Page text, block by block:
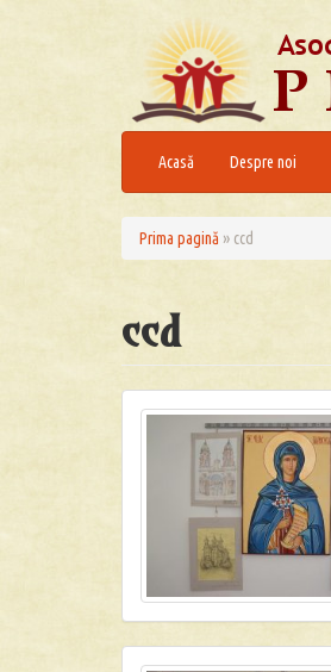
Acasă Despre noi
Prima pagină » ccd
ccd